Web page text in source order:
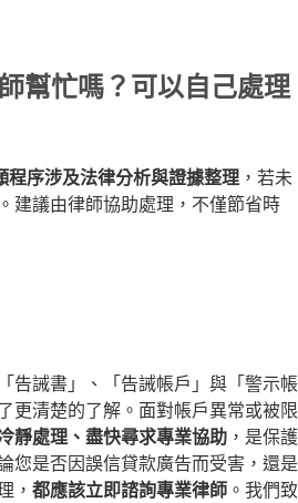
幫忙嗎？可以自己處理
程序涉及法律分析與證據整理 ，若未
建議由律師協助處理，不僅節省時
告誡書」、「告誡帳戶」與「警示帳
更清楚的了解。面對帳戶異常或被限
靜處理、盡快尋求專業協助 ，是保護
您是否因誤信貸款廣告而受害，還是
， 都應該立即諮詢專業律師 。我們致